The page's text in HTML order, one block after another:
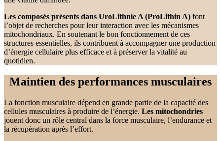
Les composés présents dans UroLithnie A (ProLithin A) font
l’objet de recherches pour leur interaction avec les mécanismes
mitochondriaux. En soutenant le bon fonctionnement de ces
structures essentielles, ils contribuent à accompagner une production
d’énergie cellulaire plus efficace et à préserver la vitalité au
quotidien.
Maintien des performances musculaires
La fonction musculaire dépend en grande partie de la capacité des
cellules musculaires à produire de l’énergie. Les mitochondries
jouent donc un rôle central dans la force musculaire, l’endurance et
la récupération après l’effort.